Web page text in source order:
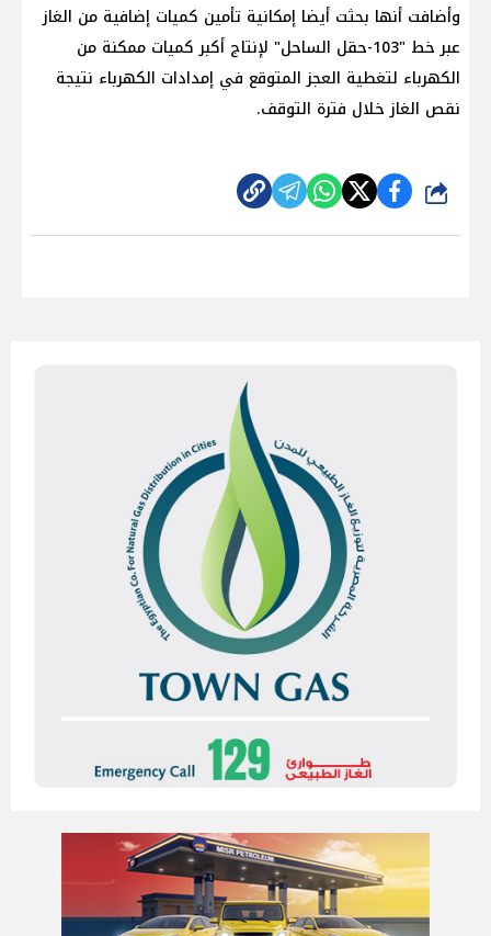
وأضافت أنها بحثت أيضا إمكانية تأمين كميات إضافية من الغاز
عبر خط "103-حقل الساحل" لإنتاج أكبر كميات ممكنة من
الكهرباء لتغطية العجز المتوقع في إمدادات الكهرباء نتيجة
نقص الغاز خلال فترة التوقف.
شارك